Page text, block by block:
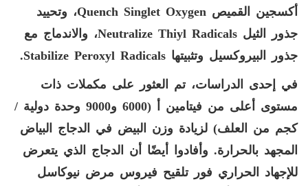
أكسجين القميص Quench Singlet Oxygen، وتحييد
جذور الثيل Neutralize Thiyl Radicals، والاندماج مع
جذور البيروكسيل وتثبيتها Stabilize Peroxyl Radicals
.
في إحدى الدراسات، تم العثور على مكملات ذات
مستوى أعلى من فيتامين أ (6000 و9000 وحدة دولية /
كجم من العلف) لزيادة وزن البيض في الدجاج البياض
المجهد بالحرارة. وأفادوا أيضًا أن الدجاج الذي يتعرض
للإجهاد الحراري فور تلقيح فيروس مرض نيوكاسل